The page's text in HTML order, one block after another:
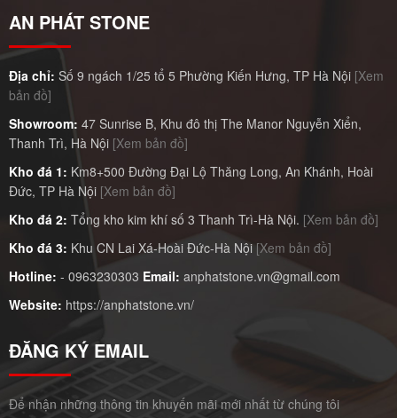
AN PHÁT STONE
Địa chỉ: Số 9 ngách 1/25 tổ 5 Phường Kiến Hưng, TP Hà Nội [Xem
bản đồ]
Showroom: 47 Sunrise B, Khu đô thị The Manor Nguyễn Xiển,
Thanh Trì, Hà Nội [Xem bản đồ]
Kho đá 1: Km8+500 Đường Đại Lộ Thăng Long, An Khánh, Hoài
Đức, TP Hà Nội [Xem bản đồ]
Kho đá 2: Tổng kho kim khí số 3 Thanh Trì-Hà Nội. [Xem bản đồ]
Kho đá 3: Khu CN Lai Xá-Hoài Đức-Hà Nội [Xem bản đồ]
Hotline: - 0963230303 Email: anphatstone.vn@gmail.com
Website: https://anphatstone.vn/
ĐĂNG KÝ EMAIL
Để nhận những thông tin khuyến mãi mới nhất từ chúng tôi